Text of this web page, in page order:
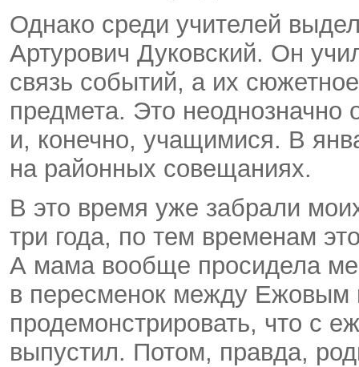
Однако среди учителей
Артурович Дуковский. Он
связь событий, а их
предмета. Это неоднозначно
и, конечно, учащимися. В
на районных совещаниях.
В это время уже забрали
три года, по тем временам
А мама вообще просидела
в пересменок между Ежовым
продемонстрировать, что с
выпустил. Потом, правда,